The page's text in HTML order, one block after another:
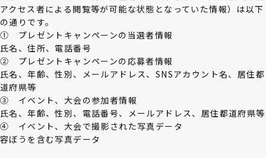
アクセス者による閲覧等が可能な状態となっていた情報）は以下
の通りです。
① プレゼントキャンペーンの当選者情報
氏名、住所、電話番号
② プレゼントキャンペーンの応募者情報
氏名、年齢、性別、メールアドレス、SNSアカウント名、居住都
道府県等
③ イベント、大会の参加者情報
氏名、年齢、性別、電話番号、メールアドレス、居住都道府県等
④ イベント、大会で撮影された写真データ
容ぼうを含む写真データ